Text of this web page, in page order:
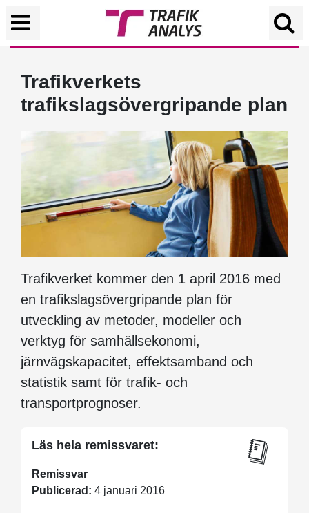
Trafikverkets
trafikslagsövergripande plan
Trafikverket kommer den 1 april 2016 med
en trafikslagsövergripande plan för
utveckling av metoder, modeller och
verktyg för samhällsekonomi,
järnvägskapacitet, effektsamband och
statistik samt för trafik- och
transportprognoser.
Läs hela remissvaret:
Remissvar
Publicerad: 4 januari 2016